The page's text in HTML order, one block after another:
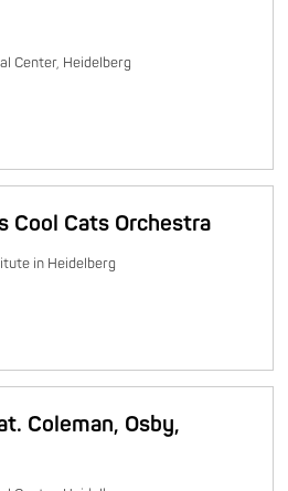
Center, Heidelberg
Cool Cats Orchestra
in Heidelberg
Coleman, Osby,